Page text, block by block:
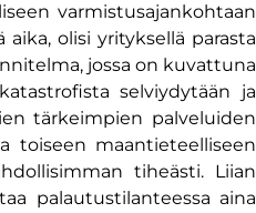
varmistusajankohtaan
olisi yrityksellä parasta
jossa on kuvattuna
selviydytään ja
tärkeimpien palveluiden
toiseen maantieteelliseen
tiheästi. Liian
palautustilanteessa aina